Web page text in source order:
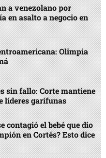
a venezolano por
en asalto a negocio en
Olimpia
sin fallo: Corte mantiene
líderes garífunas
contagió el bebé que dio
en Cortés? Esto dice